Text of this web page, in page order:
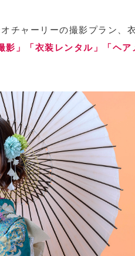
チャーリーの撮影プラン、
影」「衣装レンタル」「ヘ